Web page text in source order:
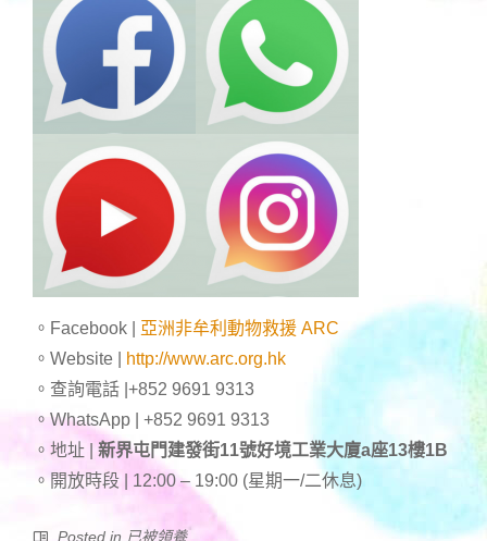
。Facebook |
亞洲非牟利動物救援 ARC
。Website |
http://www.arc.org.hk
。查詢電話 |+852 9691 9313
。WhatsApp | +852 9691 9313
。地址 | 新界屯門建發街11號好境工業大廈a座13樓1B
。開放時段 | 12:00 – 19:00 (星期一/二休息)
Posted in 已被領養